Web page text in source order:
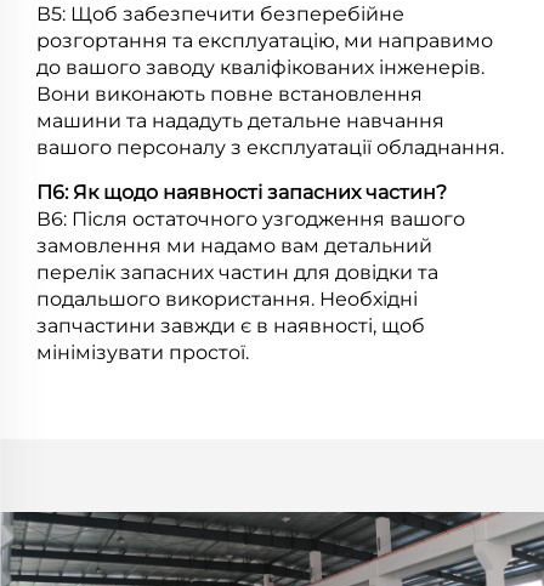
В5: Щоб забезпечити безперебійне
розгортання та експлуатацію, ми направимо
до вашого заводу кваліфікованих інженерів.
Вони виконають повне встановлення
машини та нададуть детальне навчання
вашого персоналу з експлуатації обладнання.
П6: Як щодо наявності запасних частин?
В6: Після остаточного узгодження вашого
замовлення ми надамо вам детальний
перелік запасних частин для довідки та
подальшого використання. Необхідні
запчастини завжди є в наявності, щоб
мінімізувати простої.